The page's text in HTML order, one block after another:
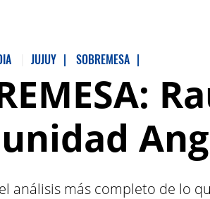
JUJUY | SOBREMESA |
análisis más completo de lo